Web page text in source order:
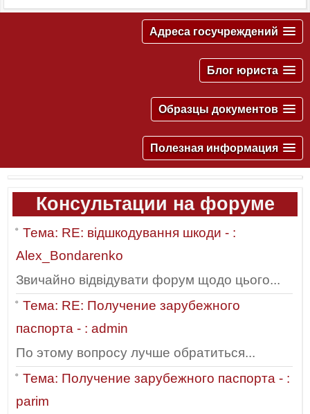
Адреса госучреждений
Блог юриста
Образцы документов
Полезная информация
Консультации на форуме
Тема: RE: відшкодування шкоди - :
Alex_Bondarenko
Звичайно відвідувати форум щодо цього...
Тема: RE: Получение зарубежного
паспорта - : admin
По этому вопросу лучше обратиться...
Тема: Получение зарубежного паспорта - :
parim